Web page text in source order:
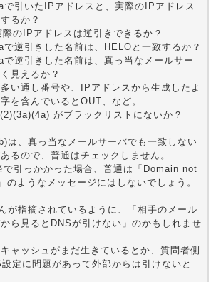
で引いたIPアドレスと、実際のIPアドレス
るか？
のIPアドレスは逆引きできるか？
で逆引きした名前は、HELOと一致するか？
逆引きした名前は、真っ当なメールサー
見えるか？
い通し番号や、IPアドレスから生成したよ
を含んでいるとOUT、など。
がブラックリストにないか？
は、真っ当なメールサーバでも一致しない
るので、普通はチェックしません。
で引っかかった場合、普通は「Domain not
のようなメッセージにはしないでしょう。
が指摘されているように、「相手のメール
ら見るとDNSが引けない」のかもしれませ
キャッシュがまだ生きているとか、質問者側
定に問題があって外部からは引けないと